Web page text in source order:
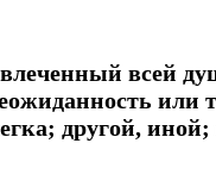
всей
или
другой,